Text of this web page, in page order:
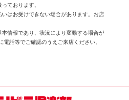
ております。
はお受けできない場合があります。お店
情報であり、状況により変動する場合が
電話等でご確認のうえご来店ください。